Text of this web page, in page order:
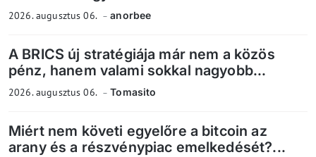
2026. augusztus 06. anorbee
A BRICS új stratégiája már nem a közös
pénz, hanem valami sokkal nagyobb...
2026. augusztus 06. Tomasito
Miért nem követi egyelőre a bitcoin az
arany és a részvénypiac emelkedését?...